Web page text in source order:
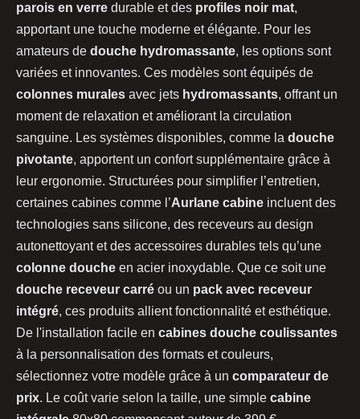
parois en verre durable et des profiles noir mat,
apportant une touche moderne et élégante. Pour les
amateurs de douche hydromassante, les options sont
variées et innovantes. Ces modèles sont équipés de
colonnes murales avec jets hydromassants, offrant un
moment de relaxation et améliorant la circulation
sanguine. Les systèmes disponibles, comme la douche
pivotante, apportent un confort supplémentaire grâce à
leur ergonomie. Structurées pour simplifier l’entretien,
certaines cabines comme l’Aurlane cabine incluent des
technologies sans silicone, des receveurs au design
autonettoyant et des accessoires durables tels qu’une
colonne douche en acier inoxydable. Que ce soit une
douche receveur carré ou un pack avec receveur
intégré, ces produits allient fonctionnalité et esthétique.
De l'installation facile en cabines douche coulissantes
à la personnalisation des formats et couleurs,
sélectionnez votre modèle grâce à un comparateur de
prix. Le coût varie selon la taille, une simple cabine